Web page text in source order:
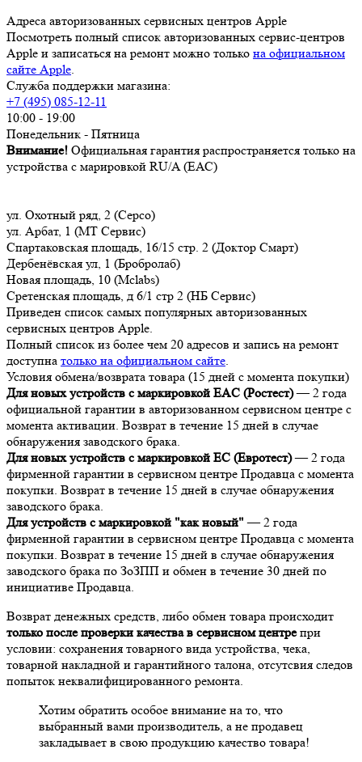
Адреса авторизованных сервисных центров Apple
Посмотреть полный список авторизованных сервис-центров
Apple и записаться на ремонт можно только на официальном
сайте Apple.
Служба поддержки магазина:
+7 (495) 085-12-11
10:00 - 19:00
Понедельник - Пятница
Внимание! Официальная гарантия распространяется только на
устройства с марировкой RU/A (ЕАС)
ул. Охотный ряд, 2 (Серсо)
ул. Арбат, 1 (МТ Сервис)
Спартаковская площадь, 16/15 стр. 2 (Доктор Смарт)
Дербенёвская ул, 1 (Бробролаб)
Новая площадь, 10 (Mclabs)
Сретенская площадь, д 6/1 стр 2 (НБ Сервис)
Приведен список самых популярных авторизованных
сервисных центров Apple.
Полный список из более чем 20 адресов и запись на ремонт
доступна только на официальном сайте.
Условия обмена/возврата товара (15 дней с момента покупки)
Для новых устройств с маркировкой EAC (Ростест)— 2 года
официальной гарантии в авторизованном сервисном центре с
момента активации. Возврат в течение 15 дней в случае
обнаружения заводского брака.
Для новых устройств с маркировкой EC (Евротест)— 2 года
фирменной гарантии в сервисном центре Продавца с момента
покупки. Возврат в течение 15 дней в случае обнаружения
заводского брака.
Для устройств с маркировкой "как новый" — 2 года
фирменной гарантии в сервисном центре Продавца с момента
покупки. Возврат в течение 15 дней в случае обнаружения
заводского брака по ЗоЗПП и обмен в течение 30 дней по
инициативе Продавца.
Возврат денежных средств, либо обмен товара происходит
только после проверки качества в сервисном центрепри
условии: сохранения товарного вида устройства, чека,
товарной накладной и гарантийного талона, отсутсвия следов
попыток неквалифицированного ремонта.
Хотим обратить особое внимание на то, что
выбранный вами производитель, а не продавец
закладывает в свою продукцию качество товара!